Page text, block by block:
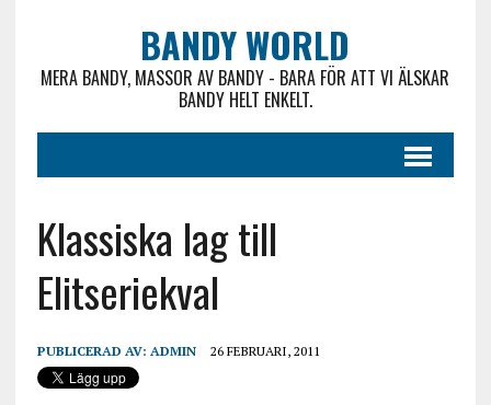
BANDY WORLD
MERA BANDY, MASSOR AV BANDY - BARA FÖR ATT VI ÄLSKAR
BANDY HELT ENKELT.
Klassiska lag till
Elitseriekval
PUBLICERAD AV: ADMIN 26 FEBRUARI, 2011